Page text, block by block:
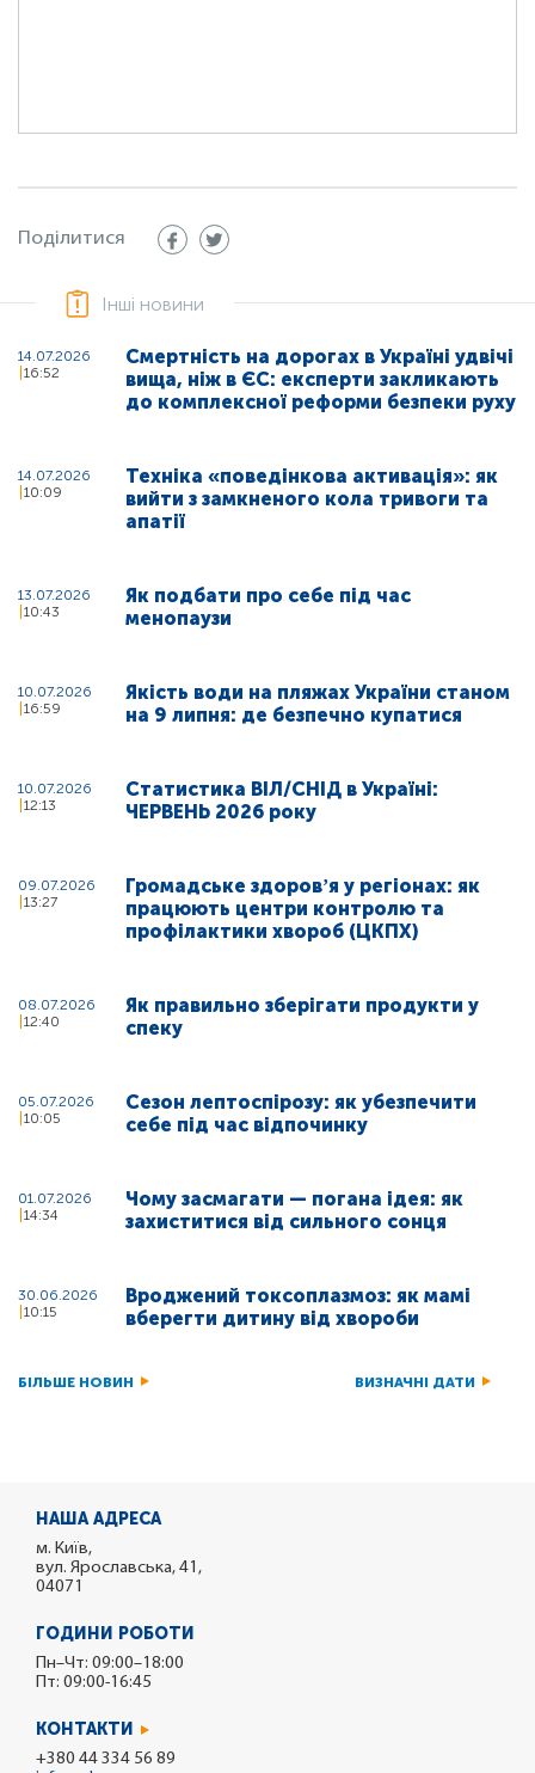
Поділитися
Інші новини
14.07.2026
16:52
Смертність на дорогах в Україні удвічі
вища, ніж в ЄС: експерти закликають
до комплексної реформи безпеки руху
14.07.2026
10:09
Техніка «поведінкова активація»: як
вийти з замкненого кола тривоги та
апатії
13.07.2026
10:43
Як подбати про себе під час
менопаузи
10.07.2026
16:59
Якість води на пляжах України станом
на 9 липня: де безпечно купатися
10.07.2026
12:13
Статистика ВІЛ/СНІД в Україні:
ЧЕРВЕНЬ 2026 року
09.07.2026
13:27
Громадське здоровʼя у регіонах: як
працюють центри контролю та
профілактики хвороб (ЦКПХ)
08.07.2026
12:40
Як правильно зберігати продукти у
спеку
05.07.2026
10:05
Сезон лептоспірозу: як убезпечити
себе під час відпочинку
01.07.2026
14:34
Чому засмагати — погана ідея: як
захиститися від сильного сонця
30.06.2026
10:15
Вроджений токсоплазмоз: як мамі
вберегти дитину від хвороби
БІЛЬШЕ НОВИН ВИЗНАЧНІ ДАТИ
НАША АДРЕСА
м. Київ,
вул. Ярославська, 41,
04071
ГОДИНИ РОБОТИ
Пн–Чт: 09:00–18:00
Пт: 09:00-16:45
КОНТАКТИ
+380 44 334 56 89